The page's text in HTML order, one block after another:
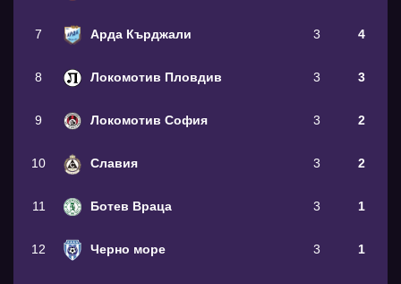
7 Арда Кърджали 3 4
8 Локомотив Пловдив 3 3
9 Локомотив София 3 2
10 Славия 3 2
11 Ботев Враца 3 1
12 Черно море 3 1